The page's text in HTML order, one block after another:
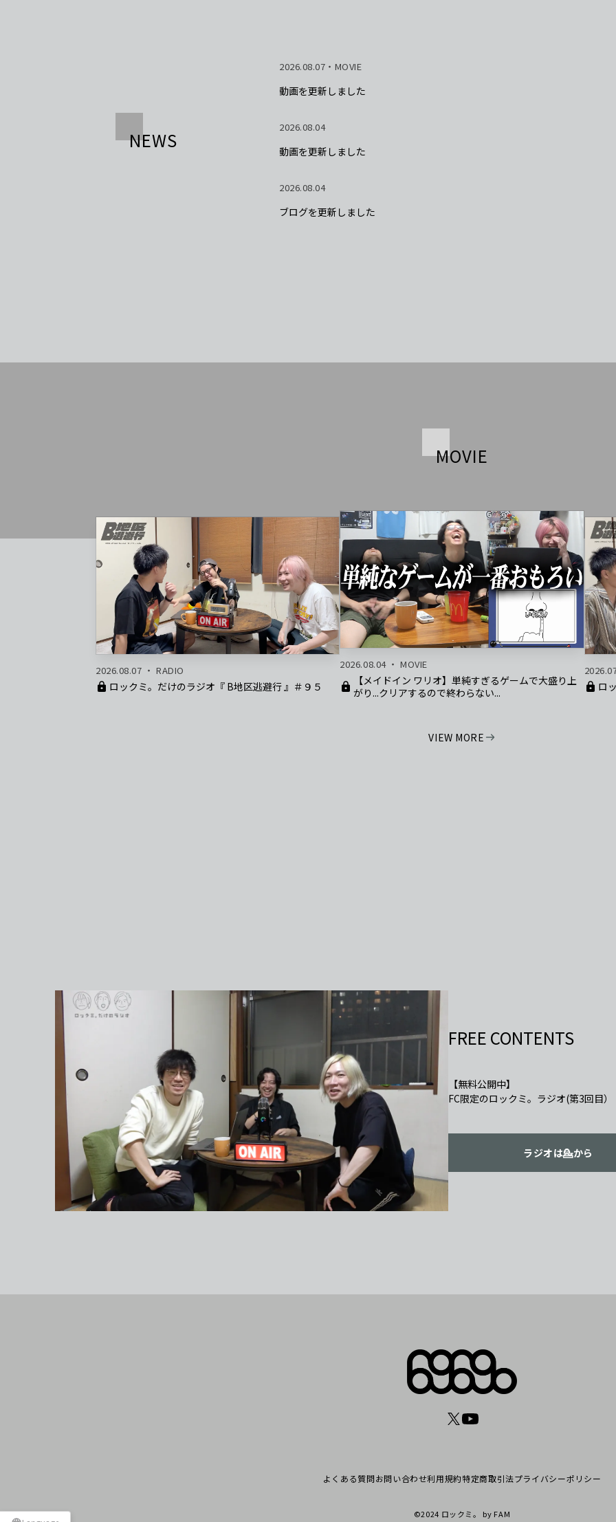
NEWS
2026.08.07 ・MOVIE
動画を更新しました
2026.08.04
動画を更新しました
2026.08.04
ブログを更新しました
MOVIE
2026.08.07 RADIO
ロックミ。だけのラジオ『 B地区逃避行 』＃９５
2026.08.04 MOVIE
【メイドイン ワリオ】単純すぎるゲームで大盛り上
がり...クリアするので終わらない...
ロ
VIEW MORE
FREE CONTENTS
【無料公開中】
ラジオは💁から
よくある質問お問い合わせ利用規約特定商取引法プライバシーポリシー
©2024 ロックミ。 by FAM